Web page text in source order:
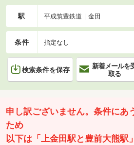
駅 平成筑豊鉄道｜金田
条件 指定なし
検索条件を保存
新着メールを
取る
申し訳ございません。条件にあ
ため
以下は「上金田駅と豊前大熊駅